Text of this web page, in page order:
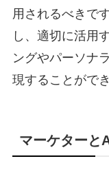
用されるべきで
し、適切に活用
ングやパーソナ
現することができ
マーケターと